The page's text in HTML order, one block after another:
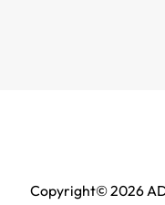
Copyright© 2026